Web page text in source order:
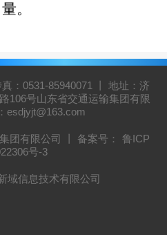
。
：0531-85940071 丨 地址：济
106号山东省交通运输集团有限
esdjyjt@163.com
团有限公司 丨 备案号：
鲁ICP
号-3
域信息技术有限公司